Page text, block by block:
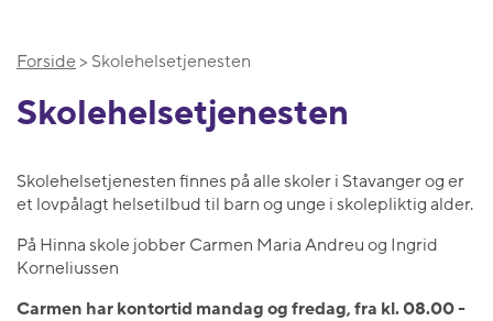
Forside > Skolehelsetjenesten
Skolehelsetjenesten
Skolehelsetjenesten finnes på alle skoler i Stavanger og er
et lovpålagt helsetilbud til barn og unge i skolepliktig alder.
På Hinna skole jobber Carmen Maria Andreu og Ingrid
Korneliussen
Carmen har kontortid mandag og fredag, fra kl. 08.00 -